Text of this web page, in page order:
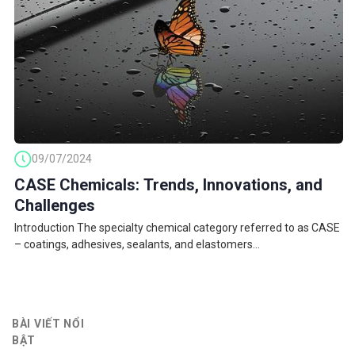
09/07/2024
CASE Chemicals: Trends, Innovations, and
Challenges
Introduction The specialty chemical category referred to as CASE
– coatings, adhesives, sealants, and elastomers...
BÀI VIẾT NỔI
BẬT